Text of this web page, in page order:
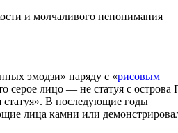
эмодзи» наряду с «рисовым
серое лицо — не статуя с острова
статуя». В последующие годы
лица камни или